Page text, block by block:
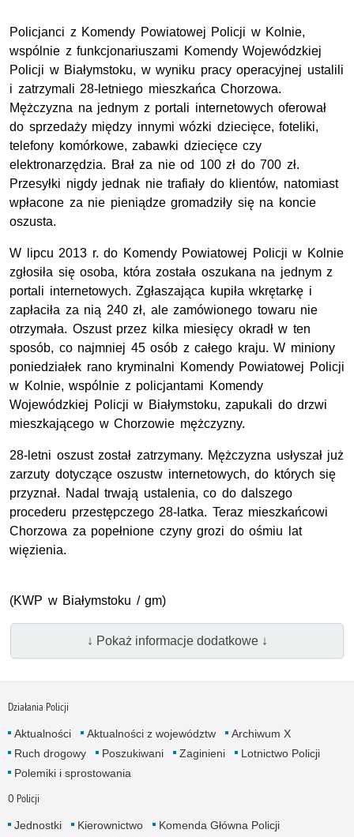
Policjanci z Komendy Powiatowej Policji w Kolnie,
wspólnie z funkcjonariuszami Komendy Wojewódzkiej
Policji w Białymstoku, w wyniku pracy operacyjnej ustalili
i zatrzymali 28-letniego mieszkańca Chorzowa.
Mężczyzna na jednym z portali internetowych oferował
do sprzedaży między innymi wózki dziecięce, foteliki,
telefony komórkowe, zabawki dziecięce czy
elektronarzędzia. Brał za nie od 100 zł do 700 zł.
Przesyłki nigdy jednak nie trafiały do klientów, natomiast
wpłacone za nie pieniądze gromadziły się na koncie
oszusta.
W lipcu 2013 r. do Komendy Powiatowej Policji w Kolnie
zgłosiła się osoba, która została oszukana na jednym z
portali internetowych. Zgłaszająca kupiła wkrętarkę i
zapłaciła za nią 240 zł, ale zamówionego towaru nie
otrzymała. Oszust przez kilka miesięcy okradł w ten
sposób, co najmniej 45 osób z całego kraju. W miniony
poniedziałek rano kryminalni Komendy Powiatowej Policji
w Kolnie, wspólnie z policjantami Komendy
Wojewódzkiej Policji w Białymstoku, zapukali do drzwi
mieszkającego w Chorzowie mężczyzny.
28-letni oszust został zatrzymany. Mężczyzna usłyszał już
zarzuty dotyczące oszustw internetowych, do których się
przyznał. Nadal trwają ustalenia, co do dalszego
procederu przestępczego 28-latka. Teraz mieszkańcowi
Chorzowa za popełnione czyny grozi do ośmiu lat
więzienia.
(KWP w Białymstoku / gm)
↓ Pokaż informacje dodatkowe ↓
Działania Policji
Aktualności Aktualności z województw
Archiwum X
Ruch drogowy
Poszukiwani Zaginieni
Lotnictwo Policji
Polemiki i sprostowania
O Policji
Jednostki Kierownictwo
Komenda Główna Policji